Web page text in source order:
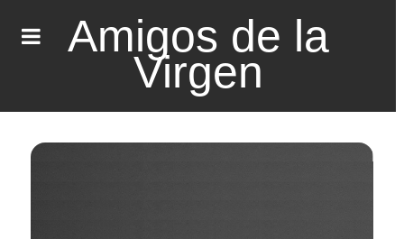
Amigos de la
Virgen